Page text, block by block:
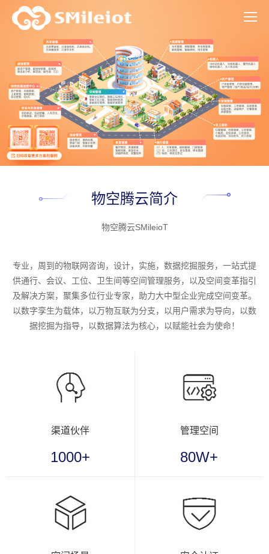
物空腾云简介
物空腾云SMileioT
专业，周到的物联网咨询，设计，实施，数据挖掘服务，一站式提
供通行、会议、工位、卫生间等空间管理服务，以及空间变革指引
及解决方案，聚集多位行业专家，助力大中型企业完成空间变革。
以数字孪生为载体，以万物互联为分支，以用户需求为导向，以数
据挖掘为指导，以数据算法为核心，以赋能社会为使命！
渠道伙伴
1000+
管理空间
80W+